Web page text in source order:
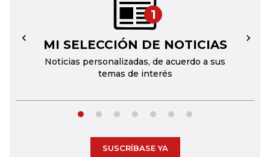
1
MI SELECCIÓN DE NOTICIAS
Noticias personalizadas, de acuerdo a sus
temas de interés
← →
SUSCRÍBASE YA